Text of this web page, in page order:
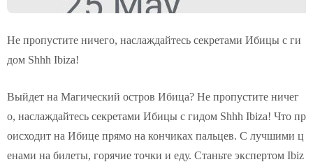
Не пропустите ничего, наслаждайтесь секретами Ибицы с ги
дом Shhh Ibiza!
Выйдет на Магический остров Ибица? Не пропустите ничег
о, наслаждайтесь секретами Ибицы с гидом Shhh Ibiza! Что пр
оисходит на Ибице прямо на кончиках пальцев. С лучшими ц
енами на билеты, горячие точки и еду. Станьте экспертом Ibiz